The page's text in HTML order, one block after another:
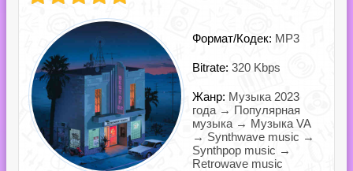
Формат/Кодек: MP3
Bitrate: 320 Kbps
Жанр: Музыка 2023
года → Популярная
музыка → Музыка VA
→ Synthwave music →
Synthpop music →
Retrowave music